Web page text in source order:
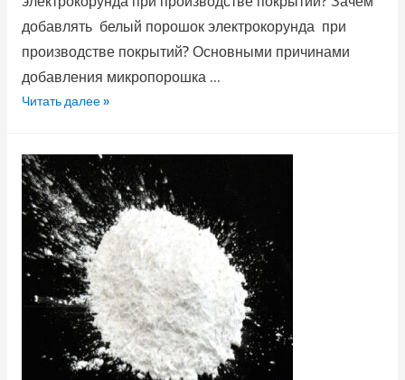
добавлять белый порошок электрокорунда при
производстве покрытий? Основными причинами
добавления микропорошка …
Читать далее »